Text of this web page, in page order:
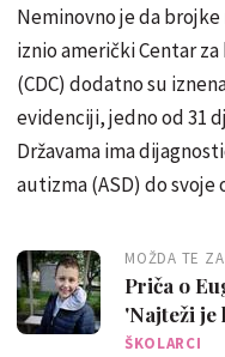
Neminovno je da
iznio američki Centar
(CDC) dodatno su
evidenciji, jedno od 31
Državama ima
autizma (ASD) do svoje
MOŽDA TE
Priča o
'Najteži je
slijedi
ŠKOLARCI